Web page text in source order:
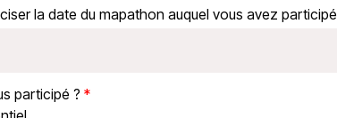
la date du mapathon auquel vous avez participé
participé ?